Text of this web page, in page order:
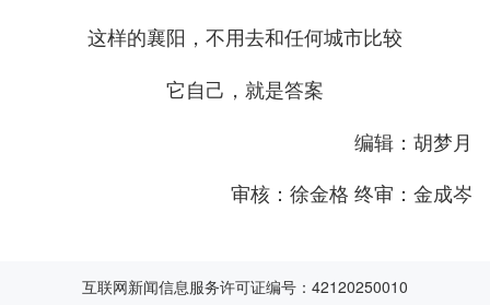
这样的襄阳，不用去和任何城市比较
它自己，就是答案
编辑：胡梦月
审核：徐金格 终审：金成岑
互联网新闻信息服务许可证编号：42120250010